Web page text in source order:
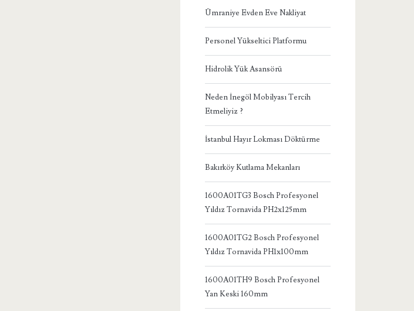
Ümraniye Evden Eve Nakliyat
Personel Yükseltici Platformu
Hidrolik Yük Asansörü
Neden İnegöl Mobilyası Tercih
Etmeliyiz ?
İstanbul Hayır Lokması Döktürme
Bakırköy Kutlama Mekanları
1600A01TG3 Bosch Profesyonel
Yıldız Tornavida PH2x125mm
1600A01TG2 Bosch Profesyonel
Yıldız Tornavida PH1x100mm
1600A01TH9 Bosch Profesyonel
Yan Keski 160mm